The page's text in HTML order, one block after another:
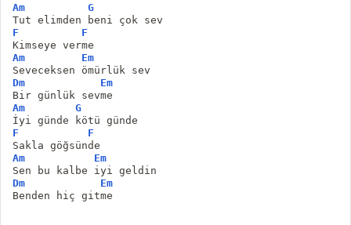
Am
G
Tut elimden beni çok sev
F
F
Kimseye verme
Am
Em
Seveceksen ömürlük sev
Dm
Em
Bir günlük sevme
Am
G
İyi günde kötü günde
F
F
Sakla göğsünde
Am
Em
Sen bu kalbe iyi geldin
Dm
Em
Benden hiç gitme